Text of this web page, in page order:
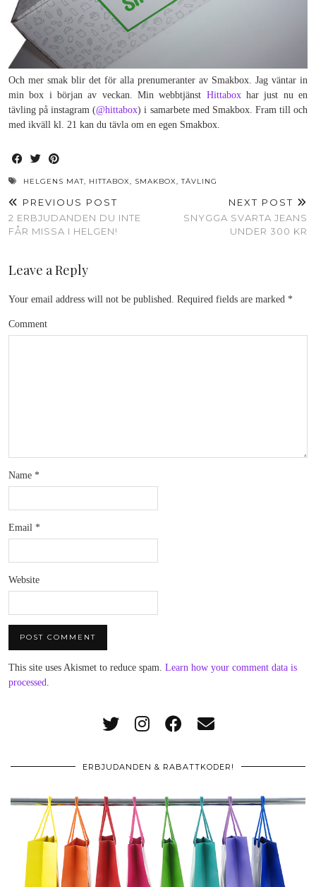
Och mer smak blir det för alla prenumeranter av Smakbox. Jag väntar in
min box i början av veckan. Min webbtjänst Hittaboxhar just nu en
tävling på instagram (@hittabox) i samarbete med Smakbox. Fram till och
med ikväll kl. 21 kan du tävla om en egen Smakbox.
HELGENS MAT, HITTABOX, SMAKBOX,TÄVLING
PREVIOUS POST
2 ERBJUDANDEN DU INTE
FÅR MISSA I HELGEN!
NEXT POST
SNYGGA SVARTA JEANS
UNDER 300 KR
Leave a Reply
Your email address will not be published. Required fields are marked *
Comment
Name *
Email *
Website
This site uses Akismet to reduce spam. Learn how your comment data is
processed
ERBJUDANDEN & RABATTKODER!